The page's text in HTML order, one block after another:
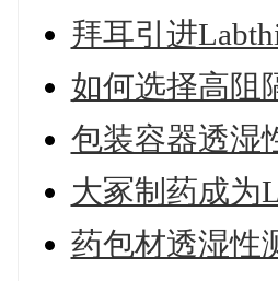
拜耳引进
如何选择高阻
包装容器透湿
大冢制药成为
药包材透湿性